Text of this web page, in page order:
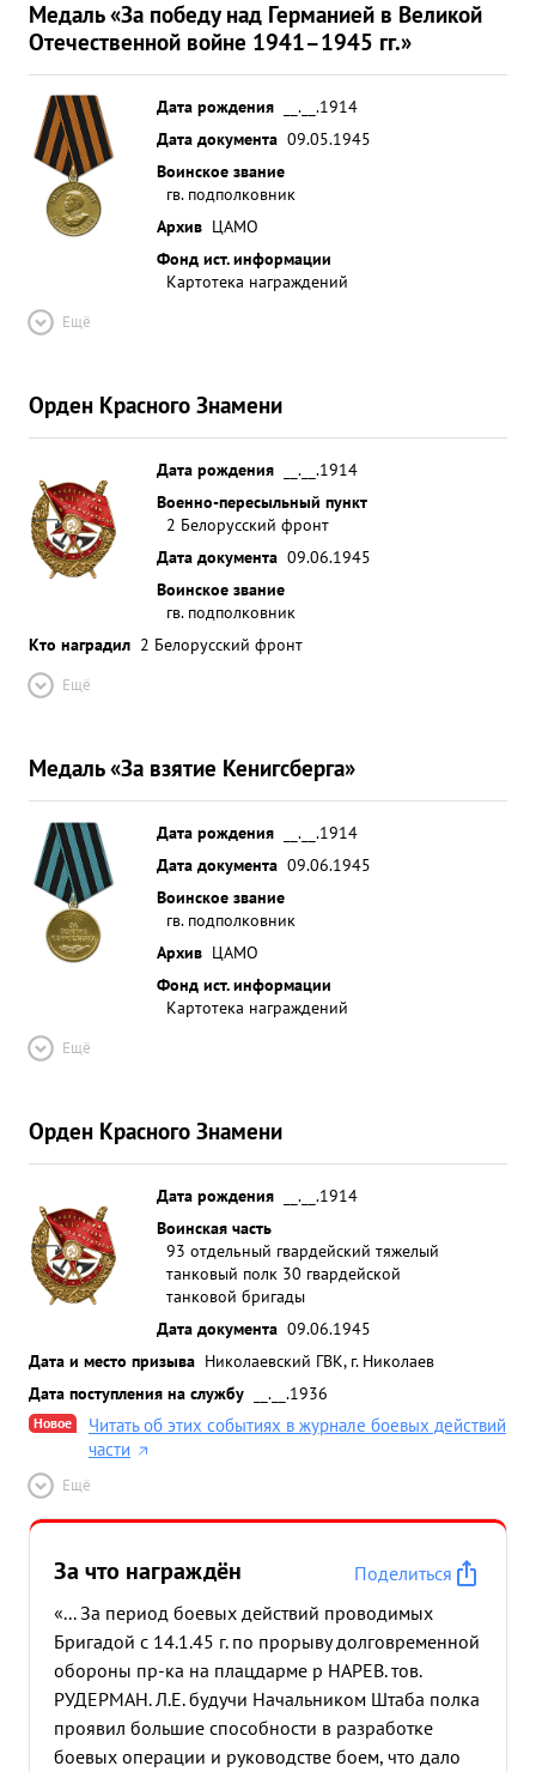
Медаль «За победу над Германией в Великой
Отечественной войне 1941–1945 гг.»
Дата рождения
__.__.1914
Дата документа 09.05.1945
Воинское звание
гв. подполковник
Архив ЦАМО
Фонд ист. информации
Картотека награждений
Ещё
Орден Красного Знамени
Дата рождения
__.__.1914
Военно-пересыльный пункт
2 Белорусский фронт
Дата документа 09.06.1945
Воинское звание
гв. подполковник
Кто наградил 2 Белорусский фронт
Ещё
Медаль «За взятие Кенигсберга»
Дата рождения
__.__.1914
Дата документа 09.06.1945
Воинское звание
гв. подполковник
Архив ЦАМО
Фонд ист. информации
Картотека награждений
Ещё
Орден Красного Знамени
Дата рождения
__.__.1914
Воинская часть
93 отдельный гвардейский тяжелый
танковый полк 30 гвардейской
танковой бригады
Дата документа 09.06.1945
Дата и место призыва Николаевский ГВК, г. Николаев
Дата поступления на службу
__.__.1936
Новое
Читать об этих событиях в журнале боевых действий
части
Ещё
За что награждён
Поделиться
«... За период боевых действий проводимых
Бригадой с 14.1.45 г. по прорыву долговременной
обороны пр-ка на плацдарме р НАРЕВ. тов.
РУДЕРМАН. Л.Е. будучи Начальником Штаба полка
проявил большие способности в разработке
боевых операции и руководстве боем, что дало